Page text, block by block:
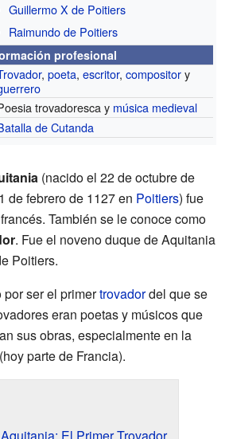
Guillermo X de Poitiers
Raimundo de Poitiers
profesional
,poeta,escritor,compository
trovadoresca y música medieval
de Cutanda
(nacido el 22 de octubre de
de febrero de 1127 en Poitiers) fue
También se le conoce como
. Fue el noveno duque de Aquitania
Poitiers.
ser el primertrovadordel que se
eran poetas y músicos que
sus obras, especialmente en la
(hoy parte de Francia).